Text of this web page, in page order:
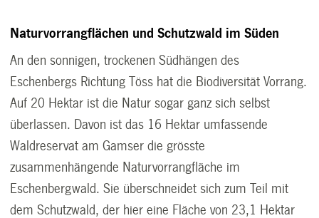
Naturvorrangflächen und Schutzwald im Süden
An den sonnigen, trockenen Südhängen des
Eschenbergs Richtung Töss hat die Biodiversität Vorrang.
Auf 20 Hektar ist die Natur sogar ganz sich selbst
überlassen. Davon ist das 16 Hektar umfassende
Waldreservat am Gamser die grösste
zusammenhängende Naturvorrangfläche im
Eschenbergwald. Sie überschneidet sich zum Teil mit
dem Schutzwald, der hier eine Fläche von 23,1 Hektar